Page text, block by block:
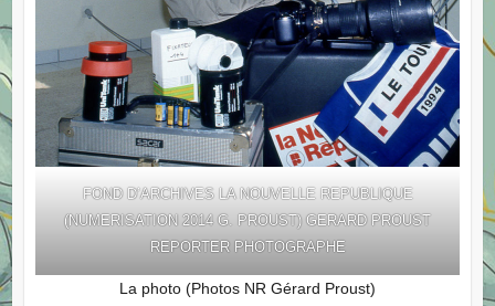
FOND D’ARCHIVES LA NOUVELLE REPUBLIQUE
(NUMERISATION 2014 G. PROUST) GERARD PROUST
REPORTER PHOTOGRAPHE
La photo (Photos NR Gérard Proust)